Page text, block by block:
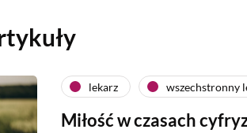
lekarz wszechstronny
Miłość w czasach